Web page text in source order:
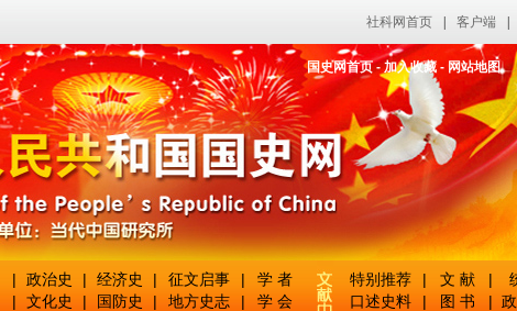
社科网首页 客户端
国史网首页-加入收藏 - 网站地图
| 政治史 | 经济史 | 征文启事 |
学 者
| 文化史 | 国防史 | 地方史志 |
学 会
特别推荐 | 文 献 |
口述史料
| 图 书 |